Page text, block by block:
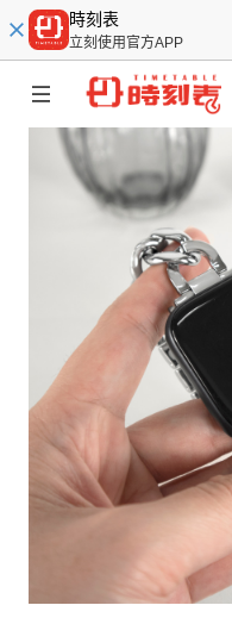
時刻表
立刻使用官方APP